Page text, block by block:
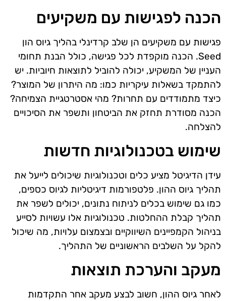
הכנה לפגישות עם משקיעים
פגישות עם משקיעים הן שלב קרדינלי בהליך גיוס הון
Seed. הכנה מוקפדת לכל פגישה, כולל הבנת תחומי
העניין של המשקיע, יכולה להוביל לתוצאות חיוביות. יש
להתמקד בשאלות עיקריות כמו: מה היתרון של המוצר?
כיצד מתמודדים עם תחרות? מהי אסטרטגיית הצמיחה?
הכנה מסודרת תחזק את הביטחון ותשפר את הסיכויים
להצלחה.
שימוש בטכנולוגיות חדשות
עידן הדיגיטל מציע כלים וטכנולוגיות שיכולים לייעל את
תהליך גיוס ההון. פלטפורמות דיגיטליות לגיוס כספים,
כמו גם שימוש בכלים לניתוח נתונים, יכולים לשפר את
תהליך קבלת ההחלטות. טכנולוגיות אלו עשויות לסייע
בניהול הקמפיינים השיווקיים ובצמצום עלויות, מה שיכול
להקל על השלבים הראשוניים של התהליך.
מעקב והערכת תוצאות
לאחר גיוס ההון, חשוב לבצע מעקב אחר התקדמות